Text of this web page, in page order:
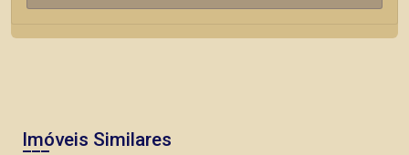
Imóveis Similares